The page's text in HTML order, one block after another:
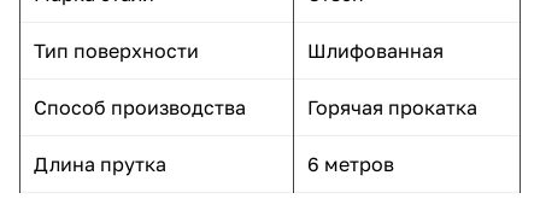
Тип поверхности Шлифованная
Способ производства Горячая прокатка
Длина прутка 6 метров